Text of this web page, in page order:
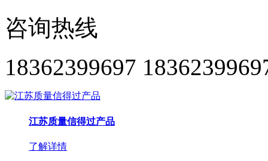
咨询热线
18362399697
江苏质量信得过产品
了解详情